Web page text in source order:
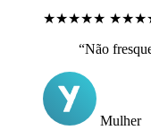
★★★★★
“Não
Mulher